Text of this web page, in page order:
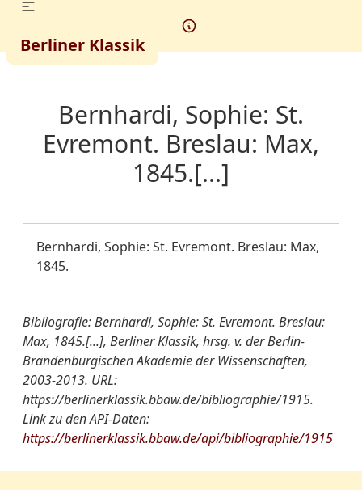
Berliner Klassik
Bernhardi, Sophie: St.
Evremont. Breslau: Max,
1845.[...]
Bernhardi, Sophie: St. Evremont. Breslau: Max,
1845.
Bibliografie: Bernhardi, Sophie: St. Evremont. Breslau:
Max, 1845.[...], Berliner Klassik, hrsg. v. der Berlin-
Brandenburgischen Akademie der Wissenschaften,
2003-2013. URL:
https://berlinerklassik.bbaw.de/bibliographie/1915.
Link zu den API-Daten:
https://berlinerklassik.bbaw.de/api/bibliographie/1915